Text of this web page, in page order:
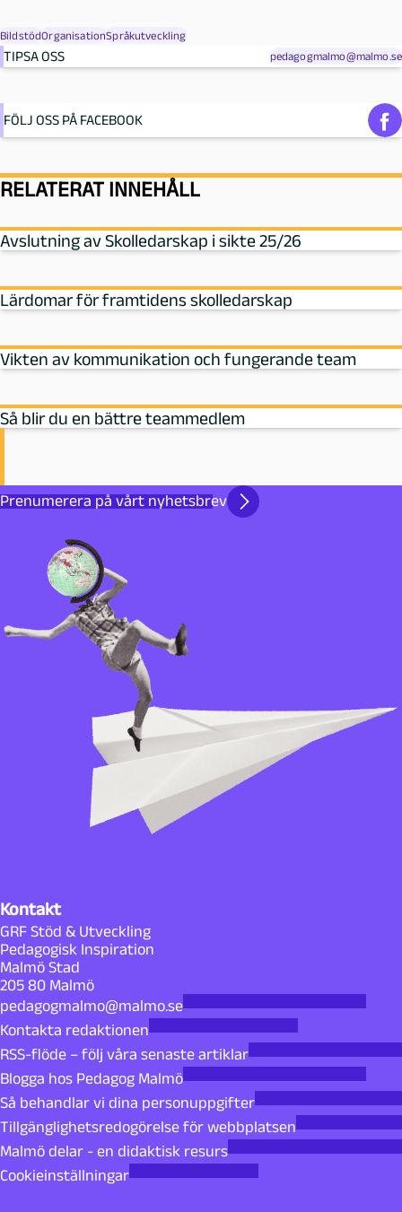
BildstödOrganisationSpråkutveckling
TIPSA OSS pedagogmalmo@malmo.se
FÖLJ OSS PÅ FACEBOOK
RELATERAT INNEHÅLL
Avslutning av Skolledarskap i sikte 25/26
Lärdomar för framtidens skolledarskap
Vikten av kommunikation och fungerande team
Så blir du en bättre teammedlem
Prenumerera på vårt nyhetsbrev
Kontakt
GRF Stöd & Utveckling
Pedagogisk Inspiration
Malmö Stad
205 80 Malmö
pedagogmalmo@malmo.se
Kontakta redaktionen
RSS-flöde – följ våra senaste artiklar
Blogga hos Pedagog Malmö
Så behandlar vi dina personuppgifter
Tillgänglighetsredogörelse för webbplatsen
Malmö delar - en didaktisk resurs
Cookieinställningar